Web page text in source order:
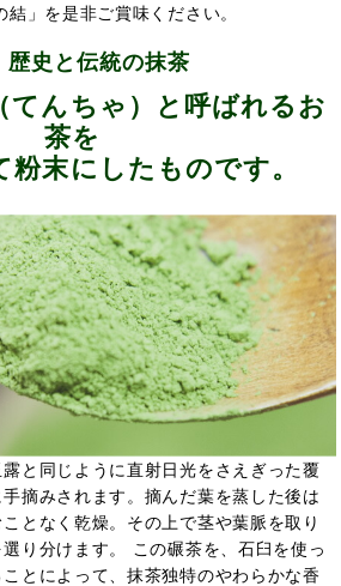
」を是非ご賞味ください。
歴史と伝統の抹茶
てんちゃ）と呼ばれるお
茶を
粉末にしたものです。
と同じように直射日光をさえぎった覆
摘みされます。摘んだ葉を蒸した後は
となく乾燥。その上で茎や葉脈を取り
り分けます。 この碾茶を、石臼を使っ
とによって、抹茶独特のやわらかな香